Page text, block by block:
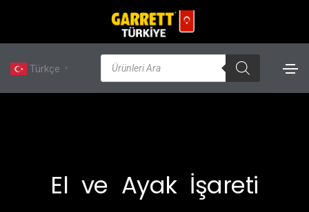
Türkçe ▼
El ve Ayak İşareti